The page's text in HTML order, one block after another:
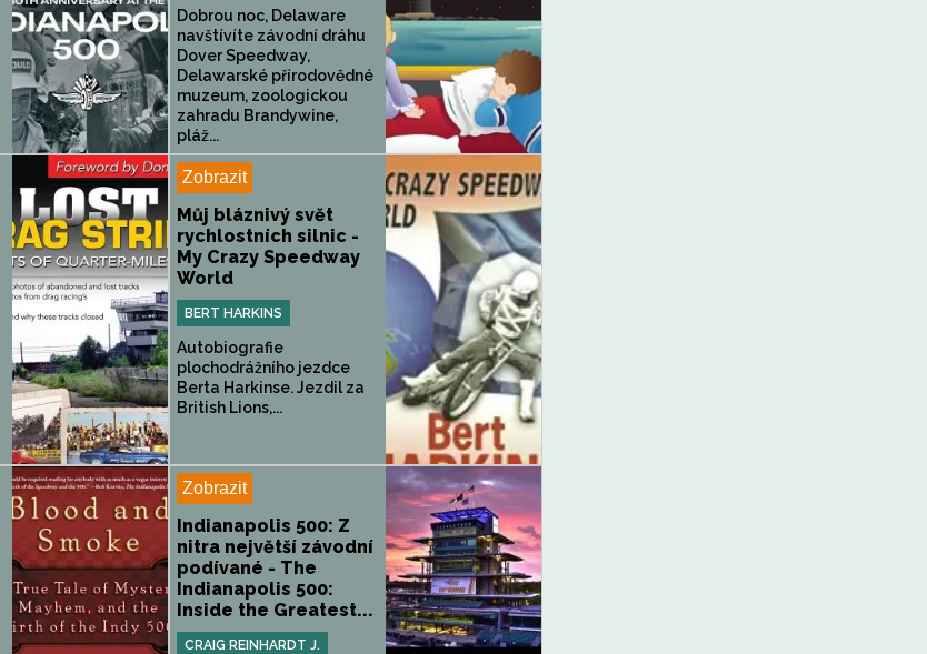
Dobrou noc, Delaware
navštívíte závodní dráhu
Dover Speedway,
Delawarské přírodovědné
muzeum, zoologickou
zahradu Brandywine,
pláž...
Zobrazit
Můj bláznivý svět
rychlostních silnic -
My Crazy Speedway
World
BERT HARKINS
Autobiografie
plochodrážního jezdce
Berta Harkinse. Jezdil za
British Lions,...
Zobrazit
Indianapolis 500: Z
nitra největší závodní
podívané - The
Indianapolis 500:
Inside the Greatest...
CRAIG REINHARDT J.